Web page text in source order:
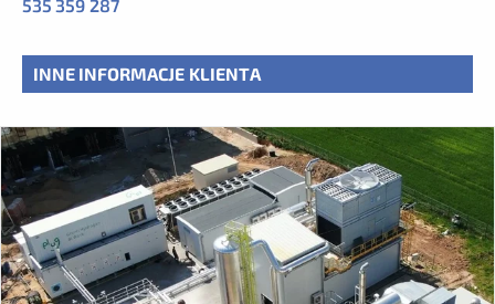
535 359 287
INNE INFORMACJE KLIENTA